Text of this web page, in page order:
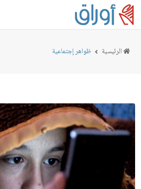
الرئيسية ظواهر إجتماعية